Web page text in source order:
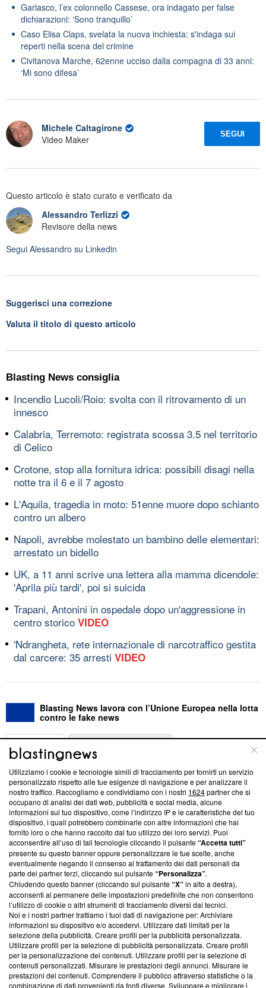
Garlasco, l’ex colonnello Cassese, ora indagato per false
dichiarazioni: ‘Sono tranquillo’
Caso Elisa Claps, svelata la nuova inchiesta: s'indaga sui
reperti nella scena del crimine
Civitanova Marche, 62enne ucciso dalla compagna di 33 anni:
‘Mi sono difesa’
Michele Caltagirone
Video Maker
SEGUI
Questo articolo è stato curato e verificato da
Alessandro Terlizzi
Revisore della news
Segui Alessandro su Linkedin
Suggerisci una correzione
Valuta il titolo di questo articolo
Blasting News consiglia
Incendio Lucoli/Roio: svolta con il ritrovamento di un
innesco
Calabria, Terremoto: registrata scossa 3.5 nel territorio
di Celico
Crotone, stop alla fornitura idrica: possibili disagi nella
notte tra il 6 e il 7 agosto
L'Aquila, tragedia in moto: 51enne muore dopo schianto
contro un albero
Napoli, avrebbe molestato un bambino delle elementari:
arrestato un bidello
UK, a 11 anni scrive una lettera alla mamma dicendole:
'Aprila più tardi', poi si suicida
Trapani, Antonini in ospedale dopo un'aggressione in
centro storico VIDEO
'Ndrangheta, rete internazionale di narcotraffico gestita
dal carcere: 35 arresti VIDEO
Blasting News lavora con l’Unione Europea nella lotta
contro le fake news
ABOUT
Questa sezione offre informazioni trasparenti su Blasting
News, sui nostri processi editoriali e su come ci impegniamo a
creare news di qualità. Inoltre, afferma la nostra aderenza a
‘Trust Project - News with Integrity’Blasting News non è
ancora membro del programma, ma ha richiesto di farne
parte; Trust Project non ha ancora effettuato una verifica di
conformità agli standard.
Su di noi
Team editoriale
Corporate
Redazione
Informativa Privacy
Cookie Policy
Utilizziamo i cookie e tecnologie simili di tracciamento per fornirti un servizio
personalizzato rispetto alle tue esigenze di navigazione e per analizzare il
nostro traffico. Raccogliamo e condividiamo con i nostri 1624partner che si
occupano di analisi dei dati web, pubblicità e social media, alcune
informazioni sul tuo dispositivo, come l’indirizzo IP e le caratteristiche del tuo
dispositivo, i quali potrebbero combinarle con altre informazioni che hai
fornito loro o che hanno raccolto dal tuo utilizzo dei loro servizi. Puoi
acconsentire all’uso di tali tecnologie cliccando il pulsante“Accetta tutti”
presente su questo banner oppure personalizzare le tue scelte, anche
eventualmente negando il consenso al trattamento dei dati personali da
parte dei partner terzi, cliccando sul pulsante“Personalizza”.
Chiudendo questo banner (cliccando sul pulsante“X”in alto a destra),
acconsenti al permanere delle impostazioni predefinite che non consentono
l’utilizzo di cookie o altri strumenti di tracciamento diversi dai tecnici.
Noi e i nostri partner trattiamo i tuoi dati di navigazione per: Archiviare
informazioni su dispositivo e/o accedervi. Utilizzare dati limitati per la
selezione della pubblicità. Creare profili per la pubblicità personalizzata.
Utilizzare profili per la selezione di pubblicità personalizzata. Creare profili
per la personalizzazione dei contenuti. Utilizzare profili per la selezione di
contenuti personalizzati. Misurare le prestazioni degli annunci. Misurare le
prestazioni dei contenuti. Comprendere il pubblico attraverso statistiche o la
combinazione di dati provenienti da fonti diverse. Sviluppare e migliorare i